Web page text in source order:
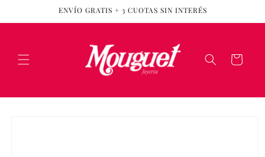
directamente
al contenido
ENVÍO GRATIS + 3 CUOTAS SIN INTERÉS
Carrito